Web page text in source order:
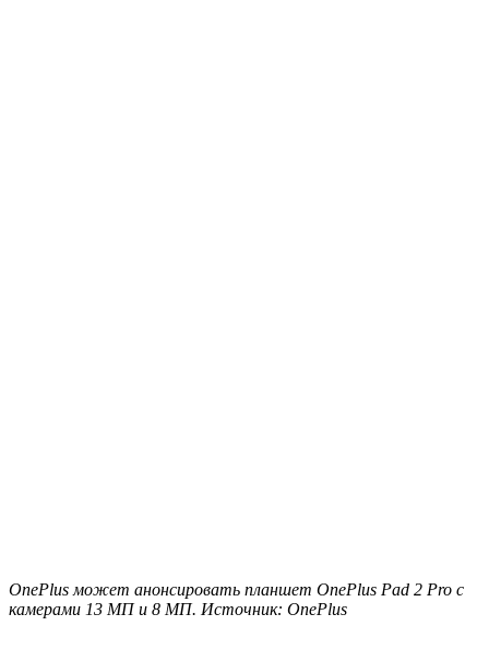
OnePlus может анонсировать планшет OnePlus Pad 2 Pro с
камерами 13 МП и 8 МП. Источник: OnePlus